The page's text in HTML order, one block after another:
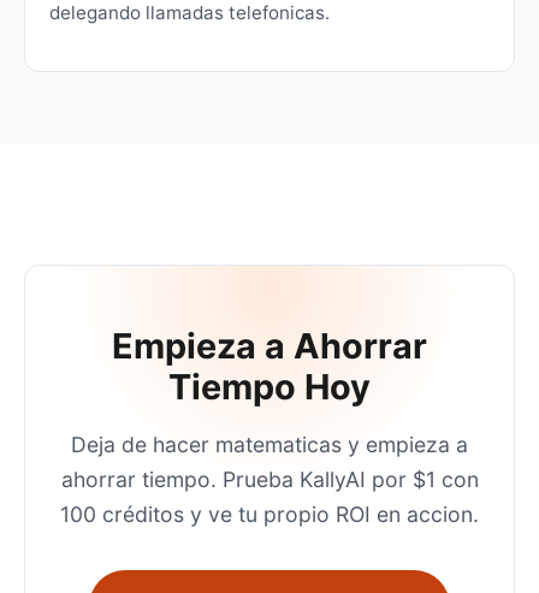
delegando llamadas telefonicas.
Empieza a Ahorrar
Tiempo Hoy
Deja de hacer matematicas y empieza a
ahorrar tiempo. Prueba KallyAI por $1 con
100 créditos y ve tu propio ROI en accion.